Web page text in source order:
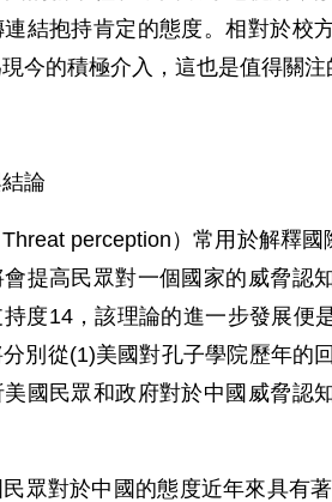
連結抱持肯定的態度。相對於校
今的積極介入，這也是值得關注
論
perception）常用於解釋
提高民眾對一個國家的威脅認
度14，該理論的進一步發展便
別從(1)美國對孔子學院歷年的
國民眾和政府對於中國威脅認
眾對於中國的態度近年來具有